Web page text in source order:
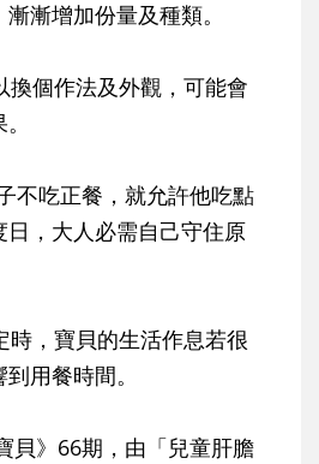
漸增加份量及種類。
換個作法及外觀，可能會
不吃正餐，就允許他吃點
，大人必需自己守住原
時，寶貝的生活作息若很
用餐時間。
貝》66期，由「兒童肝膽